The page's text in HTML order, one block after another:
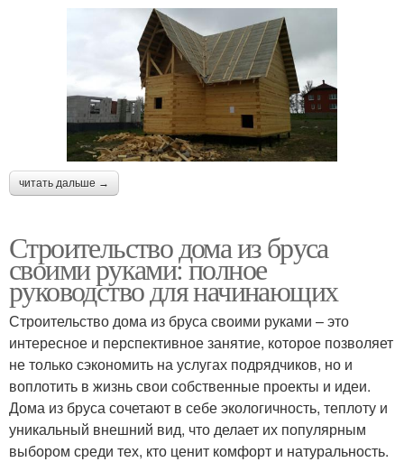
читать дальше →
Строительство дома из бруса
своими руками: полное
руководство для начинающих
Строительство дома из бруса своими руками – это
интересное и перспективное занятие, которое позволяет
не только сэкономить на услугах подрядчиков, но и
воплотить в жизнь свои собственные проекты и идеи.
Дома из бруса сочетают в себе экологичность, теплоту и
уникальный внешний вид, что делает их популярным
выбором среди тех, кто ценит комфорт и натуральность.